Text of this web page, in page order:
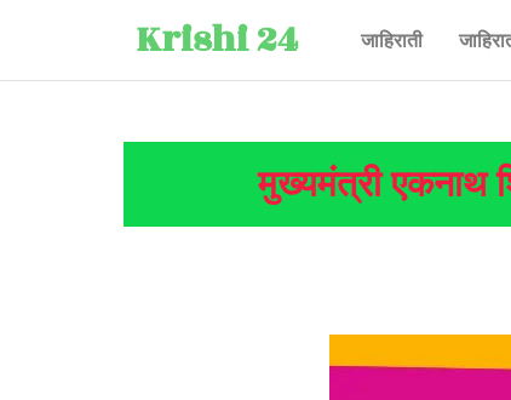
Krishi 24 जाहिराती
मुख्यमंत्री एकनाथ